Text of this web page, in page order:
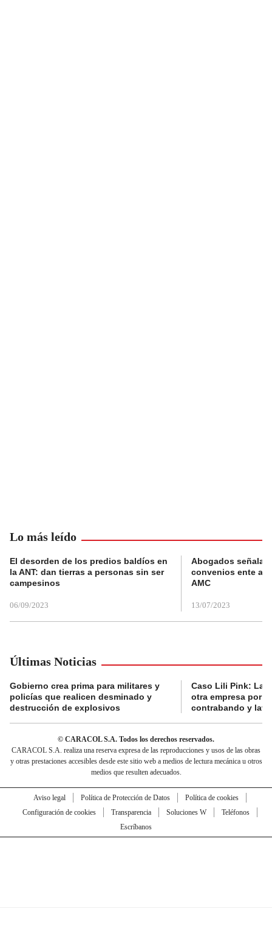
Lo más leído
El desorden de los predios baldíos en
la ANT: dan tierras a personas sin ser
campesinos
06/09/2023
Abogados
convenios ente
AMC
13/07/2023
Últimas Noticias
Gobierno crea prima para militares y
policías que realicen desminado y
destrucción de explosivos
Caso Lili Pink: La
otra empresa por
contrabando y
© CARACOL S.A. Todos los derechos reservados.
CARACOL S.A. realiza una reserva expresa de las reproducciones y usos de las obras
y otras prestaciones accesibles desde este sitio web a medios de lectura mecánica u otros
medios que resulten adecuados.
Aviso legal Política de Protección de Datos
Política de cookies
Configuración de cookies
Transparencia Soluciones W
Teléfonos
Escríbanos